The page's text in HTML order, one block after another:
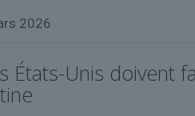
2026
États-Unis doivent